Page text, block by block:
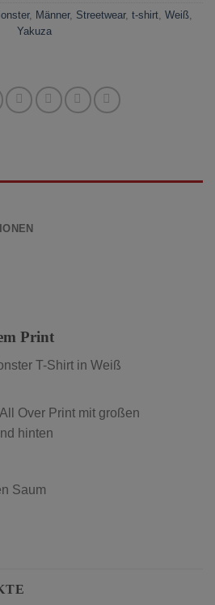
, Männer, Streetwear, t-shirt, Weiß,
Yakuza
Print
T-Shirt in Weiß
Over Print mit großen
hinten
Saum